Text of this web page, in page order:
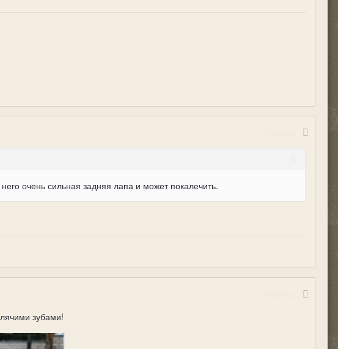
очень сильная задняя лапа и может покалечить.
зубами!